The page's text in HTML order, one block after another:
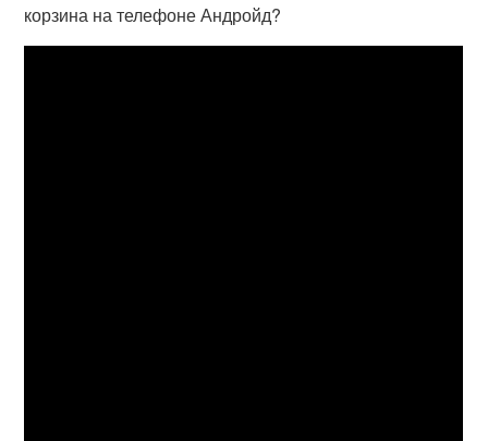
корзина на телефоне Андройд?